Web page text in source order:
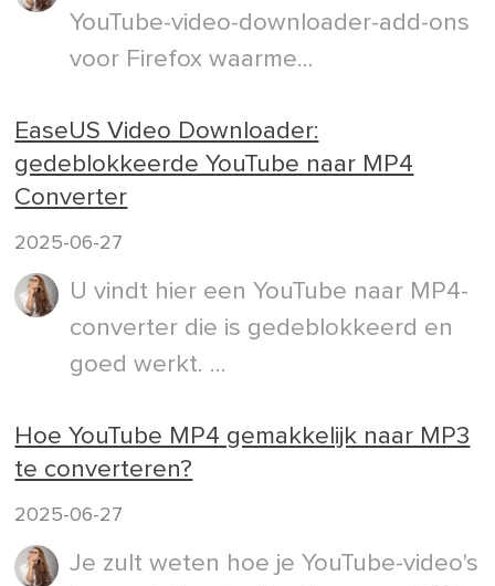
YouTube-video-downloader-add-ons
voor Firefox waarme...
EaseUS Video Downloader:
gedeblokkeerde YouTube naar MP4
Converter
2025-06-27
U vindt hier een YouTube naar MP4-
converter die is gedeblokkeerd en
goed werkt. ...
Hoe YouTube MP4 gemakkelijk naar MP3
te converteren?
2025-06-27
Je zult weten hoe je YouTube-video's